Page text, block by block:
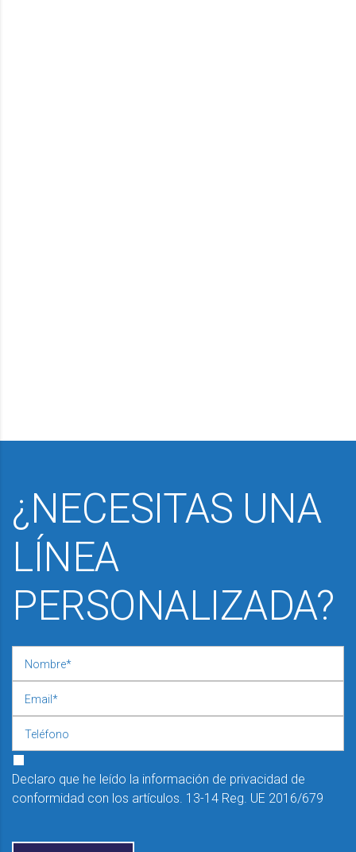
¿NECESITAS UNA
LÍNEA
PERSONALIZADA?
Declaro que he leído la información de privacidad de
conformidad con los artículos. 13-14 Reg. UE 2016/679